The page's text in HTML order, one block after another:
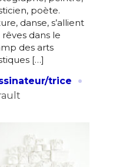
poète.
danse, s’allient
rêves dans le
des arts
[…]
trice
·